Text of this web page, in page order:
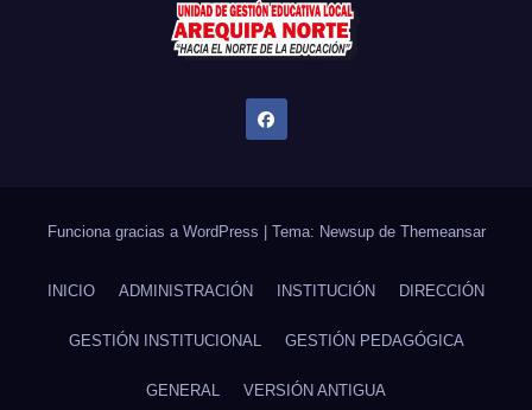
Funciona gracias a WordPress | Tema: Newsup de Themeansar
INICIO ADMINISTRACIÓN INSTITUCIÓN DIRECCIÓN
GESTIÓN INSTITUCIONAL GESTIÓN PEDAGÓGICA
GENERAL VERSIÓN ANTIGUA